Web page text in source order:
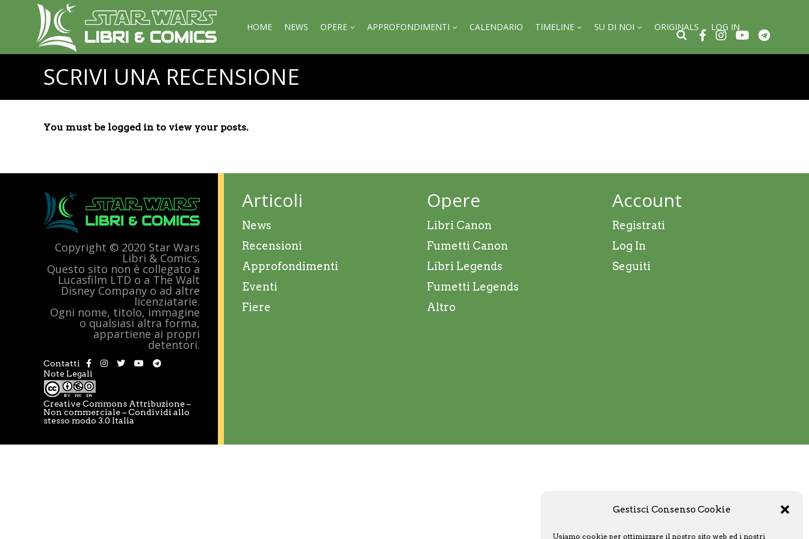
Gestisci Consenso Cookie
Usiamo cookie per ottimizzare il nostro sito web ed i nostri
HOME NEWS OPERE APPROFONDIMENTI CALENDARIO TIMELINE SU DI NOI ORIGINALS LOG IN
SCRIVI UNA RECENSIONE
You must be logged in to view your posts.
Copyright © 2020 Star Wars
Libri & Comics.
Questo sito non è collegato a
Lucasfilm LTD o a The Walt
Disney Company o ad altre
licenziatarie.
Ogni nome, titolo, immagine
o qualsiasi altra forma,
appartiene ai propri
detentori.
Contatti
Note Legali
Creative Commons Attribuzione –
Non commerciale – Condividi allo
stesso modo 3.0 Italia
Articoli
News
Recensioni
Approfondimenti
Eventi
Fiere
Opere
Libri Canon
Fumetti Canon
Libri Legends
Fumetti Legends
Altro
Account
Registrati
Log In
Seguiti